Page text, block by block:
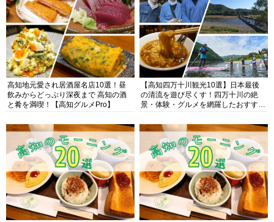
高知地元愛され居酒屋名店10選！昼
飲みからどっぷり深夜まで 高知の酒
と肴を満喫！【高知グルメPro】
【高知四万十川観光10選】日本最後
の清流を遊び尽くす！四万十川の絶
景・体験・グルメを網羅したおすすめ